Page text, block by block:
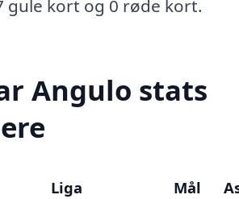
gule kort og 0 røde kort.
Angulo stats
Liga Mål